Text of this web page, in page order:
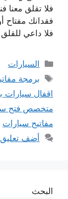
فلا تقلق
فقدانك مفتاح
فلا داعي
التصنيفات
السيارات
الوسوم
برمجة
اقفال سيارات
متخصص فتح
مفاتيح سيارات
أضف تعليق
البحث